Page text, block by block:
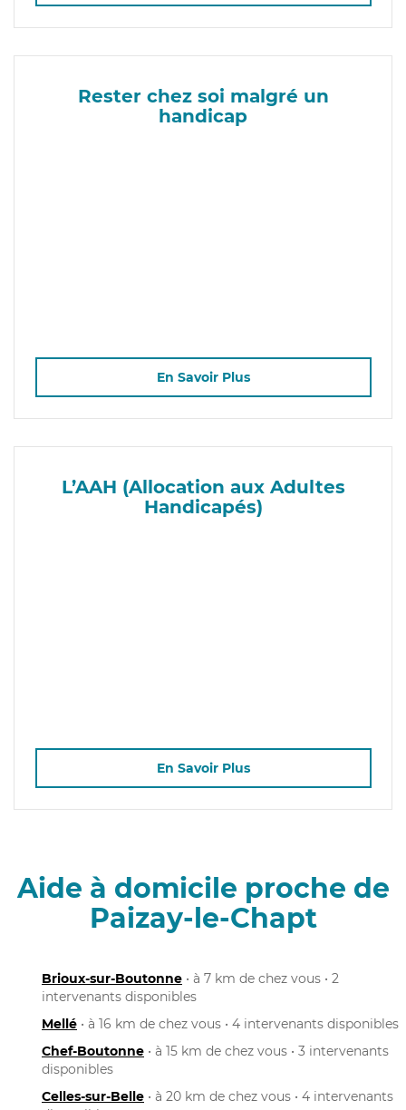
Rester chez soi malgré un
handicap
En Savoir Plus
L’AAH (Allocation aux Adultes
Handicapés)
En Savoir Plus
Aide à domicile proche de
Paizay-le-Chapt
Brioux-sur-Boutonne • à 7 km de chez vous • 2
intervenants disponibles
Mellé • à 16 km de chez vous • 4 intervenants disponibles
Chef-Boutonne • à 15 km de chez vous • 3 intervenants
disponibles
Celles-sur-Belle • à 20 km de chez vous • 4 intervenants